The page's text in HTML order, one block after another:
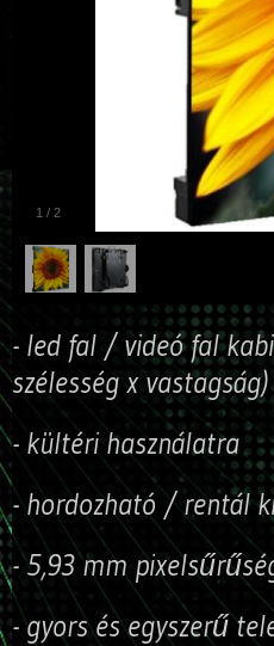
1 / 2
- led fal / videó fal
szélesség x vastagság)
- kültéri használatra
- hordozható / rentál
- 5,93 mm
- gyors és egyszerű